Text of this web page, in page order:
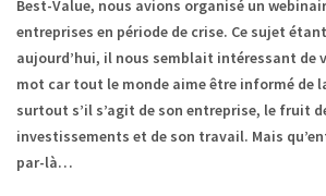
Best-Value, nous avions organisé un
entreprises en période de crise. Ce sujet
aujourd’hui, il nous semblait intéressant de
mot car tout le monde aime être informé de
surtout s’il s’agit de son entreprise, le fruit
investissements et de son travail. Mais
par-là…